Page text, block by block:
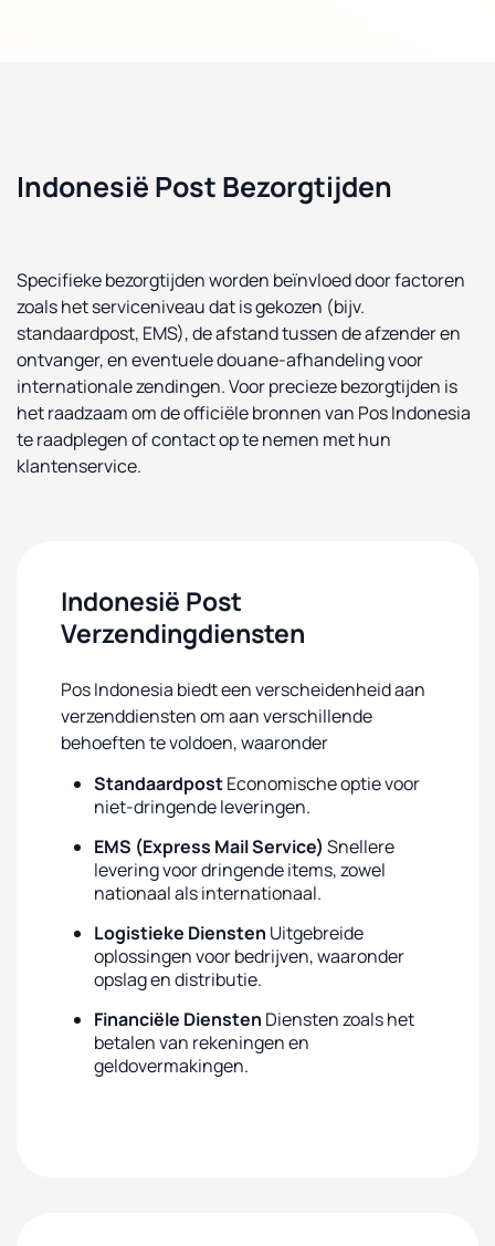
Indonesië Post Bezorgtijden
Specifieke bezorgtijden worden beïnvloed door factoren
zoals het serviceniveau dat is gekozen (bijv.
standaardpost, EMS), de afstand tussen de afzender en
ontvanger, en eventuele douane-afhandeling voor
internationale zendingen. Voor precieze bezorgtijden is
het raadzaam om de officiële bronnen van Pos Indonesia
te raadplegen of contact op te nemen met hun
klantenservice.
Indonesië Post
Verzendingdiensten
Pos Indonesia biedt een verscheidenheid aan
verzenddiensten om aan verschillende
behoeften te voldoen, waaronder
StandaardpostEconomische optie voor
niet-dringende leveringen.
EMS (Express Mail Service) Snellere
levering voor dringende items, zowel
nationaal als internationaal.
Logistieke Diensten Uitgebreide
oplossingen voor bedrijven, waaronder
opslag en distributie.
Financiële Diensten Diensten zoals het
betalen van rekeningen en
geldovermakingen.